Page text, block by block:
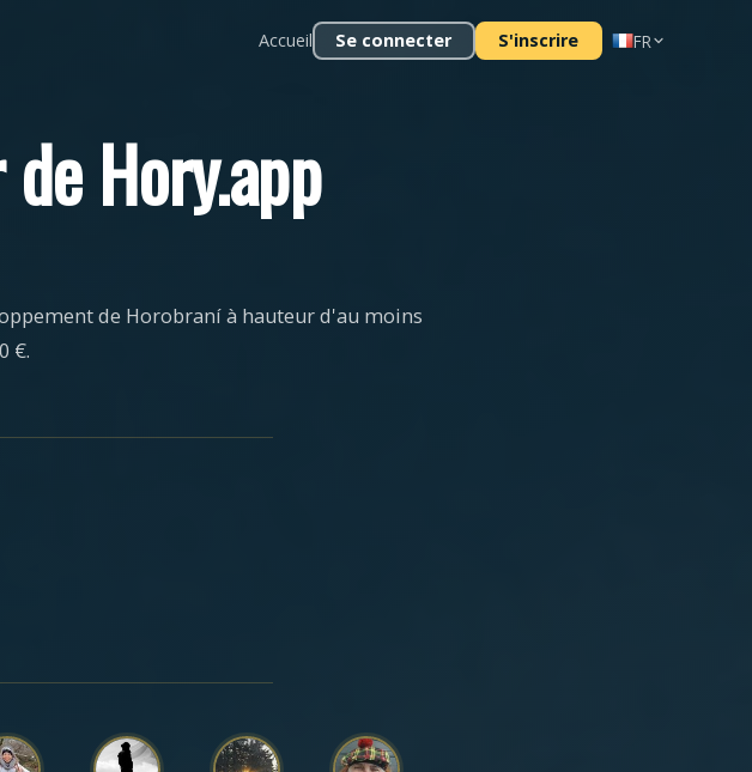
Accueil Se connecter S'inscrire FR
Hory.app
de Horobraní à hauteur d'au moins
€.